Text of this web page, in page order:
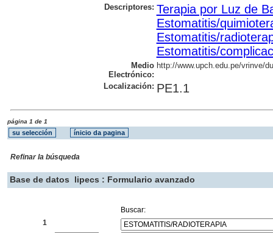
Descriptores: Terapia por Luz de
Estomatitis/
Estomatitis/
Estomatitis/
Medio
Electrónico:
http://www.upch.edu.pe/vrinve/
Localización: PE1.1
página 1 de 1
Refinar la búsqueda
Base de datos lipecs : Formulario avanzado
Buscar:
1